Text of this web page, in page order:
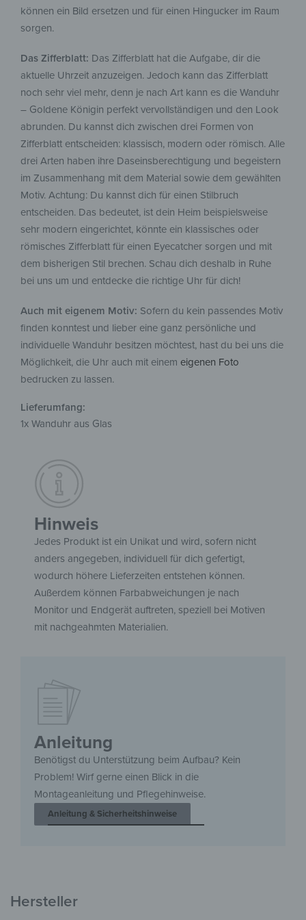
können ein Bild ersetzen und für einen Hingucker im Raum
sorgen.
Das Zifferblatt: Das Zifferblatt hat die Aufgabe, dir die
aktuelle Uhrzeit anzuzeigen. Jedoch kann das Zifferblatt
noch sehr viel mehr, denn je nach Art kann es die Wanduhr
– Goldene Königin perfekt vervollständigen und den Look
abrunden. Du kannst dich zwischen drei Formen von
Zifferblatt entscheiden: klassisch, modern oder römisch. Alle
drei Arten haben ihre Daseinsberechtigung und begeistern
im Zusammenhang mit dem Material sowie dem gewählten
Motiv. Achtung: Du kannst dich für einen Stilbruch
entscheiden. Das bedeutet, ist dein Heim beispielsweise
sehr modern eingerichtet, könnte ein klassisches oder
römisches Zifferblatt für einen Eyecatcher sorgen und mit
dem bisherigen Stil brechen. Schau dich deshalb in Ruhe
bei uns um und entdecke die richtige Uhr für dich!
Auch mit eigenem Motiv: Sofern du kein passendes Motiv
finden konntest und lieber eine ganz persönliche und
individuelle Wanduhr besitzen möchtest, hast du bei uns die
Möglichkeit, die Uhr auch mit einem eigenen Foto
bedrucken zu lassen.
Lieferumfang:
1x Wanduhr aus Glas
Anleitung
Benötigst du Unterstützung beim Aufbau? Kein
Problem! Wirf gerne einen Blick in die
Montageanleitung und Pflegehinweise.
Anleitung & Sicherheitshinweise
Hinweis
Jedes Produkt ist ein Unikat und wird, sofern nicht
anders angegeben, individuell für dich gefertigt,
wodurch höhere Lieferzeiten entstehen können.
Außerdem können Farbabweichungen je nach
Monitor und Endgerät auftreten, speziell bei Motiven
mit nachgeahmten Materialien.
Hersteller